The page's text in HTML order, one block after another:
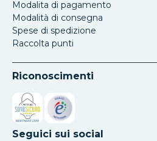
Modalita di pagamento
Modalità di consegna
Spese di spedizione
Raccolta punti
Riconoscimenti
Si apre in una nuova scheda
Si apre in una nuova scheda
Seguici sui social